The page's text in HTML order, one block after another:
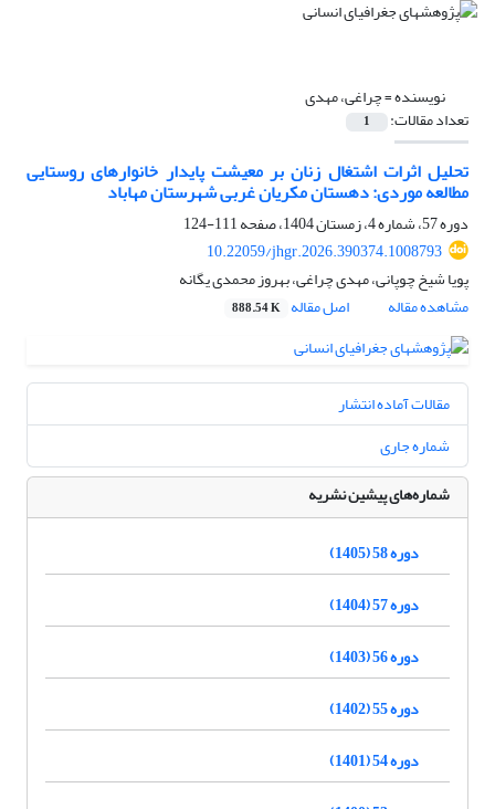
نویسنده =چراغی، مهدی
تعداد مقالات: 1
تحلیل اثرات اشتغال زنان بر معیشت پایدار خانوارهای روستایی
مطالعه موردی: دهستان مکریان غربی شهرستان مهاباد
دوره 57، شماره 4، زمستان 1404، صفحه
111-124
10.22059/jhgr.2026.390374.1008793
پویا شیخ چوپانی، مهدی چراغی، بهروز محمدی یگانه
مشاهده مقاله
اصل مقاله 888.54 K
مقالات آماده انتشار
شماره جاری
شماره‌های پیشین نشریه
دوره 58 (1405)
دوره 57 (1404)
دوره 56 (1403)
دوره 55 (1402)
دوره 54 (1401)